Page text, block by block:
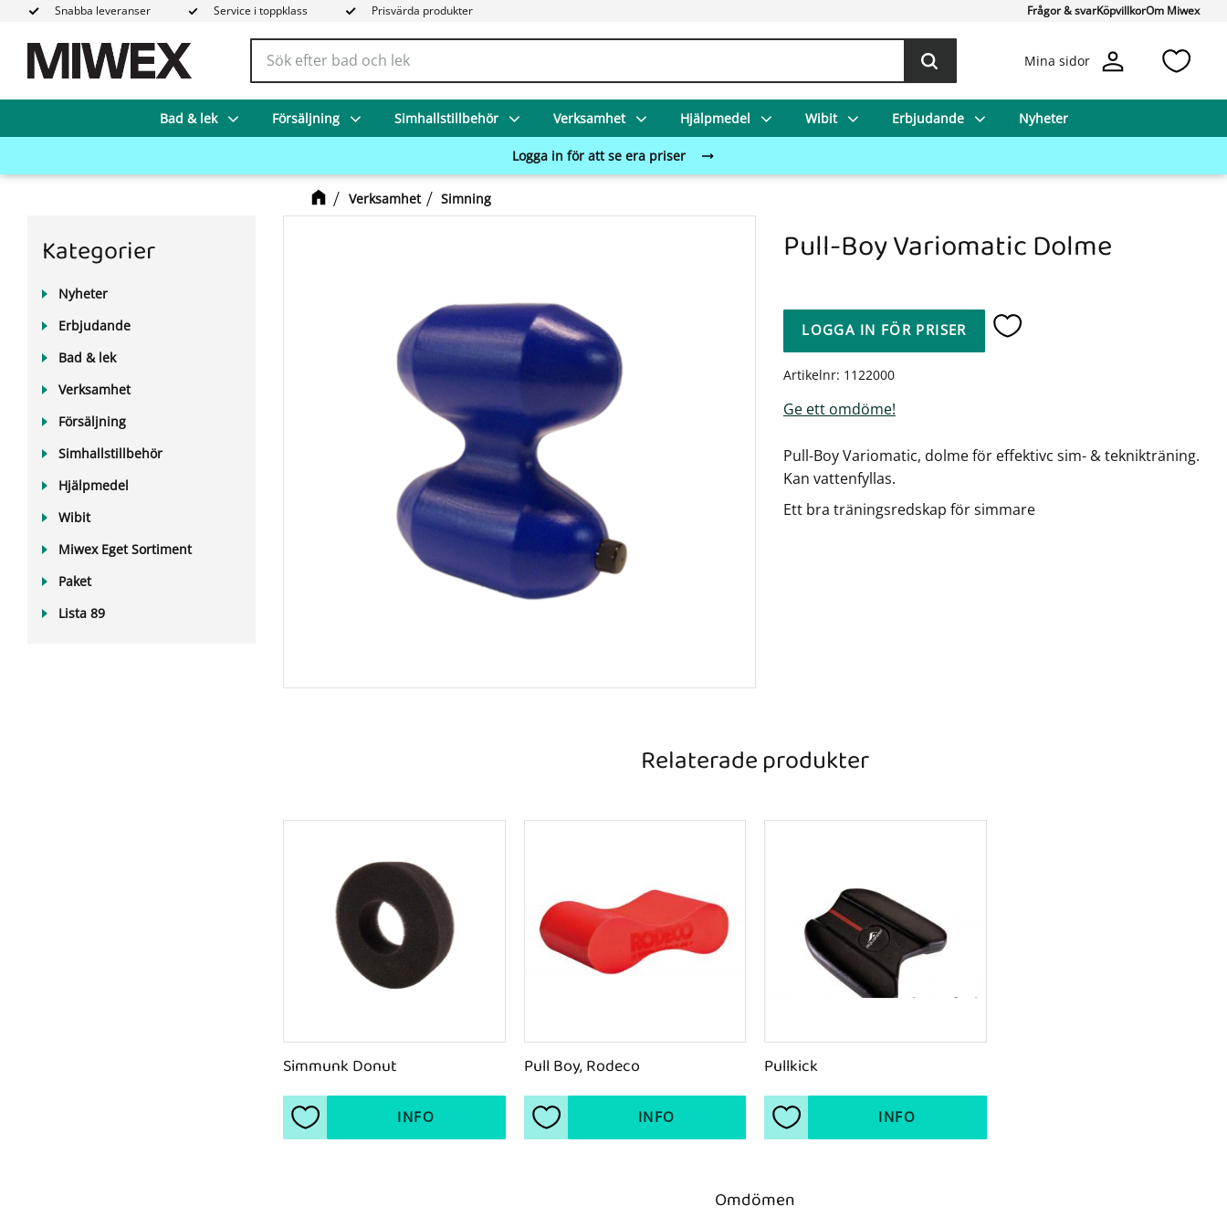
Snabba leveranser Service i toppklass Prisvärda produkter Frågor & svarKöpvillkorOm Miwex
Mina sidor
Bad & lek Försäljning Simhallstillbehör Verksamhet Hjälpmedel Wibit Erbjudande Nyheter
Logga in för att se era priser
Verksamhet Simning
Pull-Boy Variomatic Dolme
LOGGA IN FÖR PRISER Lägg till i favoriter
Artikelnr 1122000
Ge ett omdöme!
Pull-Boy Variomatic, dolme för effektivc sim- & teknikträning.
Kan vattenfyllas.
Ett bra träningsredskap för simmare
Omdömen
Relaterade produkter
Simmunk Donut
Lägg till i favoriter
INFO
Pull Boy, Rodeco
Lägg till i favoriter
INFO
Pullkick
Lägg till i favoriter
INFO
Kategorier
Nyheter
Erbjudande
Bad & lek
Verksamhet
Försäljning
Simhallstillbehör
Hjälpmedel
Wibit
Miwex Eget Sortiment
Paket
Lista 89